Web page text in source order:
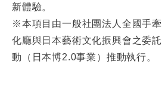
新體驗。
※本項目由一般社團法人全國手
化廳與日本藝術文化振興會之委
動（日本博2.0事業）推動執行。